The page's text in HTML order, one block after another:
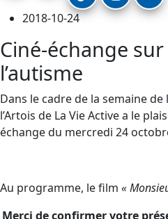
2018-10-24
Ciné-échange
l’autisme
Dans le cadre de la semaine
l’Artois de La Vie Active a le
échange du mercredi 24
Au programme, le film «
Merci de confirmer votre